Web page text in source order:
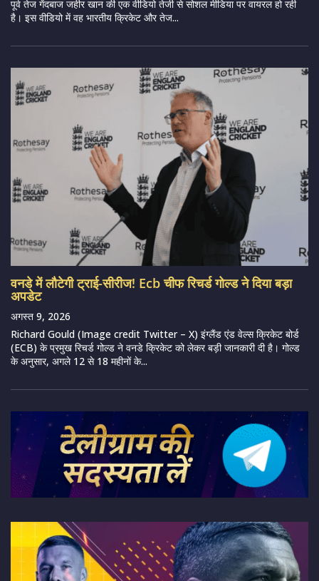
पूर्व तेज गेंदबाज जहीर खान की एक वीडियो तेजी से सोशल मीडिया पर वायरल हो रही
है। इस वीडियो में वह भारतीय क्रिकेट और तेज...
वनडे में लौटेगी ट्राई-सीरीज! Ecb चीफ रिचर्ड गोल्ड ने दिया बड़ा
अपडेट
अगस्त 9, 2026
Richard Gould (Image credit Twitter – X) इंग्लैंड एंड वेल्स क्रिकेट बोर्ड
(ECB) के प्रमुख रिचर्ड गोल्ड ने वनडे क्रिकेट को लेकर बड़ी जानकारी दी है। गोल्ड
के अनुसार, अगले 12 से 18 महीनों के...